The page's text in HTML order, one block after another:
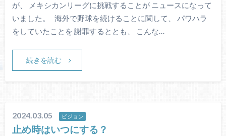
が、 メキシカンリーグに挑戦することが ニュースになって
いました。 海外で野球を続けることに関して、 パワハラ
をしていたことを 謝罪するととも、 こんな…
続きを読む
2024.03.05 ビジョン
止め時はいつにする？